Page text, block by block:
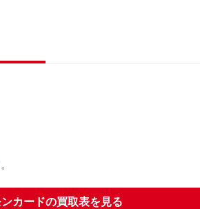
カードの買取表を見る